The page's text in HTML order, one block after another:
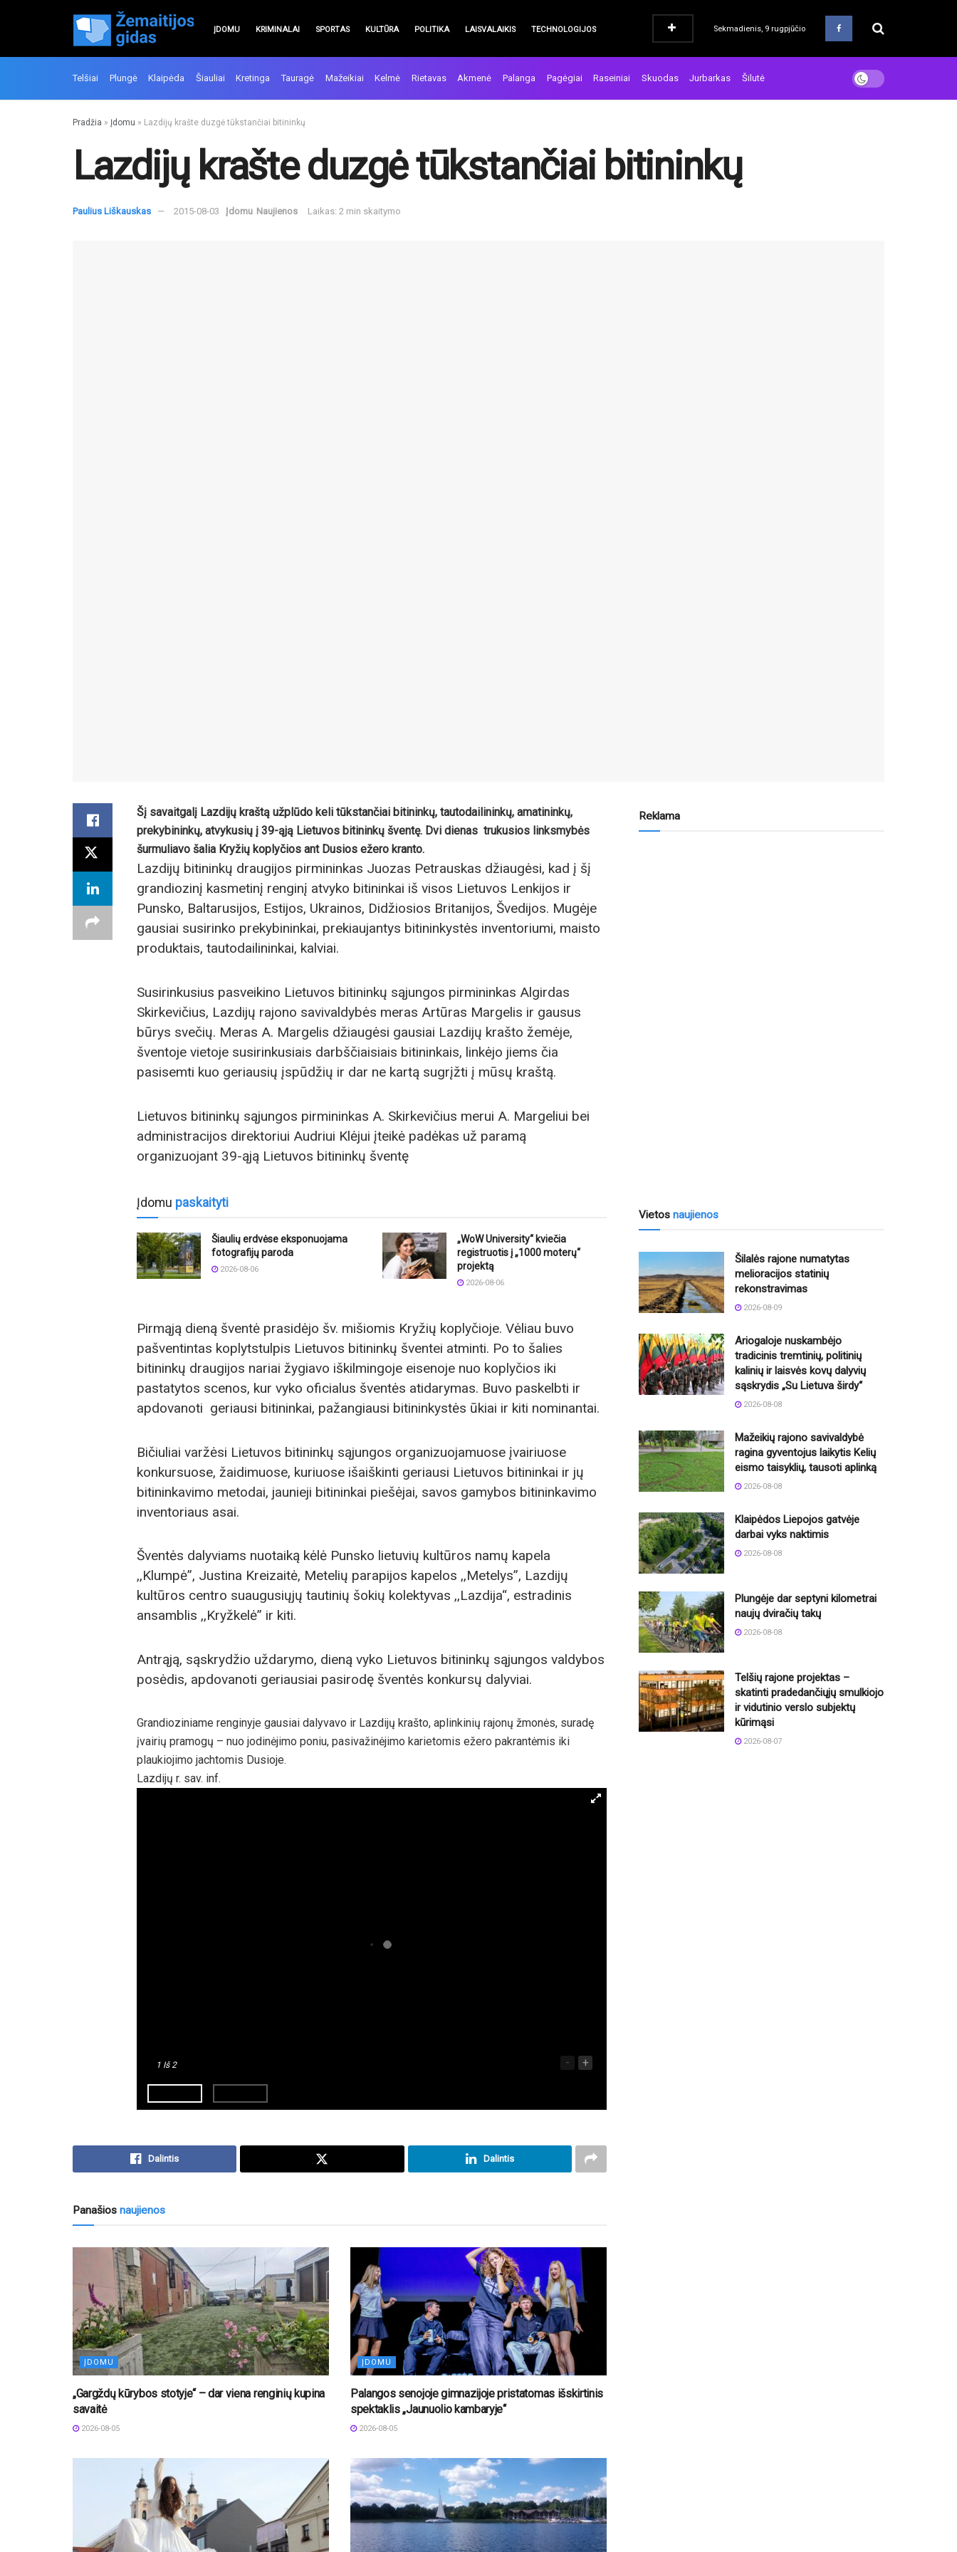
ĮDOMU KRIMINALAI SPORTAS KULTŪRA POLITIKA LAISVALAIKIS TECHNOLOGIJOS Sekmadienis, 9 rugpjūčio
Telšiai Plungė Klaipėda Šiauliai Kretinga Tauragė Mažeikiai Kelmė Rietavas Akmenė Palanga Pagėgiai Raseiniai Skuodas Jurbarkas Šilutė
Pradžia » Įdomu » Lazdijų krašte duzgė tūkstančiai bitininkų
Lazdijų krašte duzgė tūkstančiai bitininkų
Paulius Liškauskas 2015-08-03 Įdomu Naujienos Laikas: 2 min skaitymo
Šį savaitgalį Lazdijų kraštą užplūdo keli tūkstančiai bitininkų, tautodailininkų, amatininkų,
prekybininkų, atvykusių į 39-ąją Lietuvos bitininkų šventę. Dvi dienas trukusios linksmybės
šurmuliavo šalia Kryžių koplyčios ant Dusios ežero kranto.
Lazdijų bitininkų draugijos pirmininkas Juozas Petrauskas džiaugėsi, kad į šį
grandiozinį kasmetinį renginį atvyko bitininkai iš visos Lietuvos Lenkijos ir
Punsko, Baltarusijos, Estijos, Ukrainos, Didžiosios Britanijos, Švedijos. Mugėje
gausiai susirinko prekybininkai, prekiaujantys bitininkystės inventoriumi, maisto
produktais, tautodailininkai, kalviai.
Susirinkusius pasveikino Lietuvos bitininkų sąjungos pirmininkas Algirdas
Skirkevičius, Lazdijų rajono savivaldybės meras Artūras Margelis ir gausus
būrys svečių. Meras A. Margelis džiaugėsi gausiai Lazdijų krašto žemėje,
šventoje vietoje susirinkusiais darbščiaisiais bitininkais, linkėjo jiems čia
pasisemti kuo geriausių įspūdžių ir dar ne kartą sugrįžti į mūsų kraštą.
Lietuvos bitininkų sąjungos pirmininkas A. Skirkevičius merui A. Margeliui bei
administracijos direktoriui Audriui Klėjui įteikė padėkas už paramą
organizuojant 39-ąją Lietuvos bitininkų šventę
Įdomu paskaityti
Šiaulių erdvėse eksponuojama
fotografijų paroda
2026-08-06
„WoW University“ kviečia
registruotis į „1000 moterų“
projektą
2026-08-06
Pirmąją dieną šventė prasidėjo šv. mišiomis Kryžių koplyčioje. Vėliau buvo
pašventintas koplytstulpis Lietuvos bitininkų šventei atminti. Po to šalies
bitininkų draugijos nariai žygiavo iškilmingoje eisenoje nuo koplyčios iki
pastatytos scenos, kur vyko oficialus šventės atidarymas. Buvo paskelbti ir
apdovanoti geriausi bitininkai, pažangiausi bitininkystės ūkiai ir kiti nominantai.
Bičiuliai varžėsi Lietuvos bitininkų sąjungos organizuojamuose įvairiuose
konkursuose, žaidimuose, kuriuose išaiškinti geriausi Lietuvos bitininkai ir jų
bitininkavimo metodai, jaunieji bitininkai piešėjai, savos gamybos bitininkavimo
inventoriaus asai.
Šventės dalyviams nuotaiką kėlė Punsko lietuvių kultūros namų kapela
,,Klumpė”, Justina Kreizaitė, Metelių parapijos kapelos ,,Metelys”, Lazdijų
kultūros centro suaugusiųjų tautinių šokių kolektyvas ,,Lazdija“, estradinis
ansamblis ,,Kryžkelė” ir kiti.
Antrąją, sąskrydžio uždarymo, dieną vyko Lietuvos bitininkų sąjungos valdybos
posėdis, apdovanoti geriausiai pasirodę šventės konkursų dalyviai.
Grandioziniame renginyje gausiai dalyvavo ir Lazdijų krašto, aplinkinių rajonų žmonės, suradę
įvairių pramogų – nuo jodinėjimo poniu, pasivažinėjimo karietomis ežero pakrantėmis iki
plaukiojimo jachtomis Dusioje.
Lazdijų r. sav. inf.
1 Iš 2 - +
Dalintis Dalintis
Panašios naujienos
ĮDOMU
„Gargždų kūrybos stotyje“ – dar viena renginių kupina
savaitė
2026-08-05
ĮDOMU
Palangos senojoje gimnazijoje pristatomas išskirtinis
spektaklis „Jaunuolio kambaryje“
2026-08-05
Reklama
Vietos naujienos
Šilalės rajone numatytas
melioracijos statinių
rekonstravimas
2026-08-09
Ariogaloje nuskambėjo
tradicinis tremtinių, politinių
kalinių ir laisvės kovų dalyvių
sąskrydis „Su Lietuva širdy“
2026-08-08
Mažeikių rajono savivaldybė
ragina gyventojus laikytis Kelių
eismo taisyklių, tausoti aplinką
2026-08-08
Klaipėdos Liepojos gatvėje
darbai vyks naktimis
2026-08-08
Plungėje dar septyni kilometrai
naujų dviračių takų
2026-08-08
Telšių rajone projektas –
skatinti pradedančiųjų smulkiojo
ir vidutinio verslo subjektų
kūrimąsi
2026-08-07